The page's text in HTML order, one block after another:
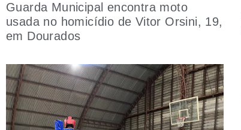
Guarda Municipal encontra moto
usada no homicídio de Vitor Orsini, 19,
em Dourados